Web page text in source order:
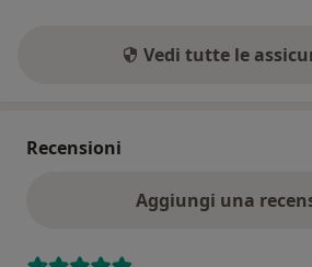
Vedi tutte le
Recensioni
Aggiungi una